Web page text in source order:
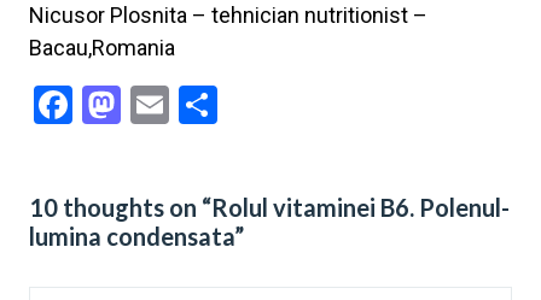
Nicusor Plosnita – tehnician nutritionist –
Bacau,Romania
Facebook
Mastodon
Email
10 thoughts on “Rolul vitaminei B6. Polenul-
lumina condensata”